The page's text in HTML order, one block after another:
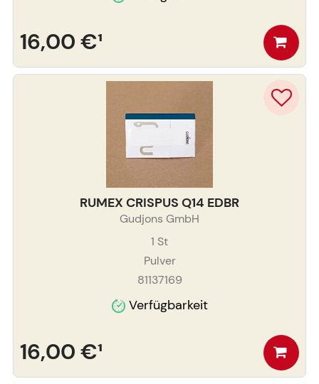
16,00 €¹
RUMEX CRISPUS Q14 EDBR
Gudjons GmbH
1 St
Pulver
81137169
Verfügbarkeit
16,00 €¹